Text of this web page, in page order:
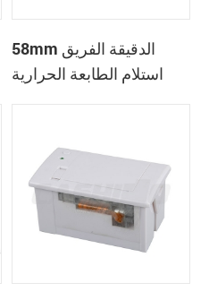
58mm الدقيقة الفريق
استلام الطابعة الحرارية